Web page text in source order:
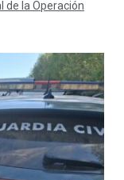
de la Operación